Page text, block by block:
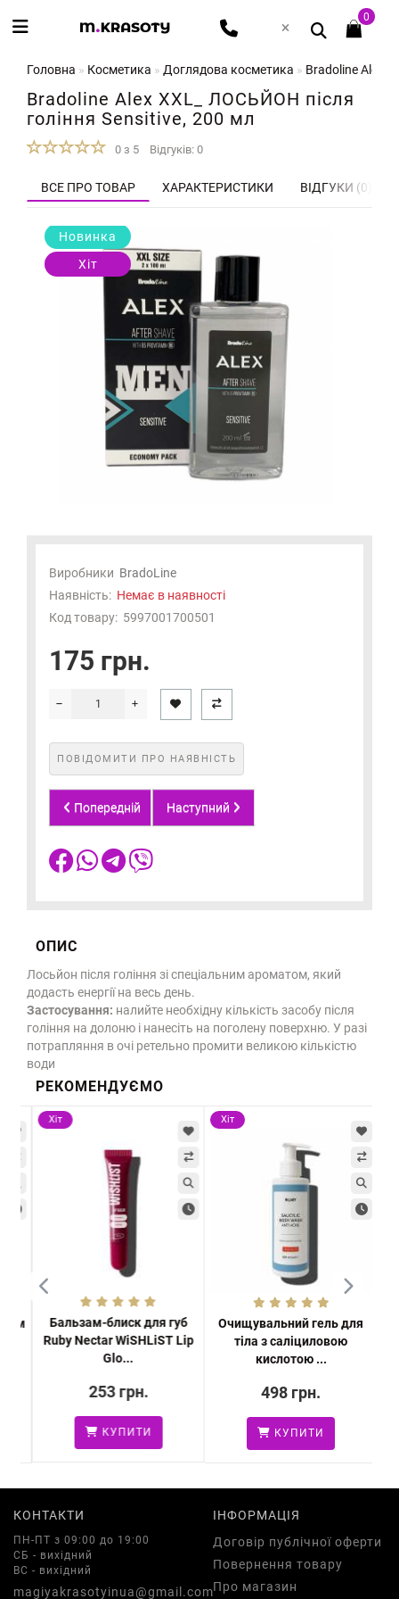
0
Головна Косметика Доглядова косметика Bradoline Alex
Bradoline Alex XXL_ ЛОСЬЙОН після
гоління Sensitive, 200 мл
0 з 5 Відгуків: 0
ВСЕ ПРО ТОВАР ХАРАКТЕРИСТИКИ ВІДГУКИ (0)
Новинка
Хіт
Виробники BradoLine
Наявність: Немає в наявності
Код товару: 5997001700501
175 грн.
ПОВІДОМИТИ ПРО НАЯВНІСТЬ
Попередній Наступний
ОПИС
Лосьйон після гоління зі спеціальним ароматом, який
додасть енергії на весь день.
Застосування: налийте необхідну кількість засобу після
гоління на долоню і нанесіть на поголену поверхню. У разі
потрапляння в очі ретельно промити великою кількістю
води
РЕКОМЕНДУЄМО
Хіт
Бальзам-блиск для губ
Ruby Nectar WiSHLiST Lip
Glo...
253 грн.
КУПИТИ
Хіт
Очищувальний гель для
тіла з саліциловою
кислотою ...
498 грн.
КУПИТИ
КОНТАКТИ
ПН-ПТ з 09:00 до 19:00
СБ - вихідний
ВС - вихідний
magiyakrasotyinua@gmail.com
ІНФОРМАЦІЯ
Договір публічної оферти
Повернення товару
Про магазин